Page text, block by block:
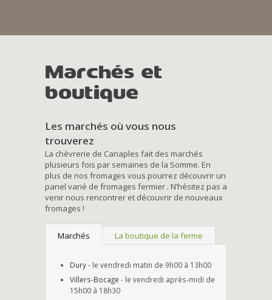
Marchés et
boutique
Les marchés où vous nous
trouverez
La chèvrerie de Canaples fait des marchés
plusieurs fois par semaines de la Somme. En
plus de nos fromages vous pourrez découvrir un
panel varié de fromages fermier . N’hésitez pas a
venir nous rencontrer et découvrir de nouveaux
fromages !
Marchés La boutique de la ferme
Dury- le vendredi matin de 9h00 à 13h00
Villers-Bocage - le vendredi après-midi de
15h00 à 18h30